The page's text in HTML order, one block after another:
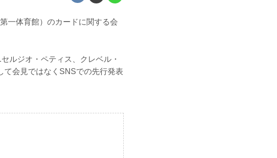
一体育館）のカードに関する会
ルジオ・ペティス、クレベル・
て会見ではなくSNSでの先行発表